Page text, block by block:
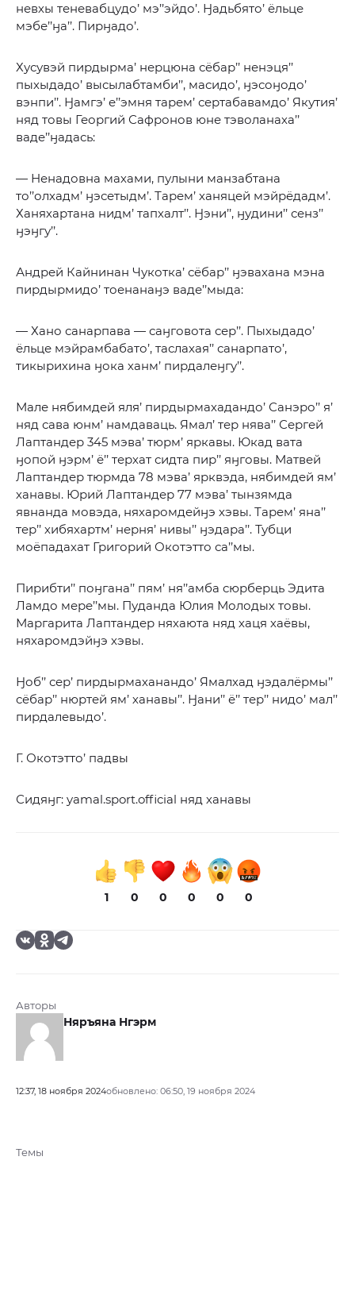
невхы теневабцудо’ мэ’’эйдо’. Ӈадьбято’ ёльце
мэбе’’ӈа’’. Пирӈадо’.
Хусувэй пирдырма’ нерцюна сёбар’’ ненэця’’
пыхыдадо’ высылабтамби’’, масидо’, ӈэсоӈодо’
вэнпи’’. Ӈамгэ’ е’’эмня тарем’ сертабавамдо’ Якутия’
няд товы Георгий Сафронов юне тэволанаха’’
ваде’’ӈадась:
— Ненадовна махами, пулыни манзабтана
то’’олхадм’ ӈэсетыдм’. Тарем’ ханяцей мэйрёдадм’.
Ханяхартана нидм’ тапхалт’’. Ӈэни’’, ӈудини’’ сенз’’
ӈэӈгу’’.
Андрей Кайнинан Чукотка’ сёбар’’ ӈэвахана мэна
пирдырмидо’ тоенанаӈэ ваде’’мыда:
— Хано санарпава — саӈговота сер’’. Пыхыдадо’
ёльце мэйрамбабато’, таслахая’’ санарпато’,
тикырихина ӈока ханм’ пирдалеӈгу’’.
Мале нябимдей яля’ пирдырмахадандо’ Санэро’’ я’
няд сава юнм’ намдаваць. Ямал’ тер нява’’ Сергей
Лаптандер 345 мэва’ тюрм’ яркавы. Юкад вата
ӈопой ӈэрм’ ё’’ терхат сидта пир’’ яӈговы. Матвей
Лаптандер тюрмда 78 мэва’ ярквэда, нябимдей ям’
ханавы. Юрий Лаптандер 77 мэва’ тынзямда
явнанда мовэда, няхаромдейӈэ хэвы. Тарем’ яна’’
тер’’ хибяхартм’ нерня’ нивы’’ ӈэдара’’. Тубци
моёпадахат Григорий Окотэтто са’’мы.
Пирибти’’ поӈгана’’ пям’ ня’’амба сюрберць Эдита
Ламдо мере’’мы. Пуданда Юлия Молодых товы.
Маргарита Лаптандер няхаюта няд хаця хаёвы,
няхаромдэйӈэ хэвы.
Ӈоб’’ сер’ пирдырмаханандо’ Ямалхад ӈэдалёрмы’’
сёбар’’ нюртей ям’ ханавы’’. Ӈани’’ ё’’ тер’’ нидо’ мал’’
пирдалевыдо’.
Г. Окотэтто’ падвы
Сидяӈг: yamal.sport.official няд ханавы
1 0 0 0 0 0
Авторы
Няръяна Нгэрм
12:37, 18 ноября 2024обновлено: 06:50, 19 ноября 2024
Темы